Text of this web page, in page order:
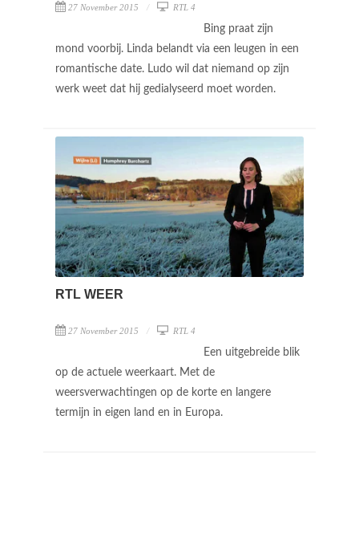
27 November 2015 RTL 4
Bing praat zijn
mond voorbij. Linda belandt via een leugen in een
romantische date. Ludo wil dat niemand op zijn
werk weet dat hij gedialyseerd moet worden.
RTL WEER
27 November 2015 RTL 4
Een uitgebreide blik
op de actuele weerkaart. Met de
weersverwachtingen op de korte en langere
termijn in eigen land en in Europa.